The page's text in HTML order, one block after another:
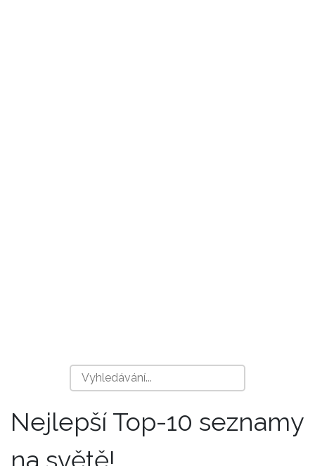
Nejlepší Top-10 seznamy
na světě!